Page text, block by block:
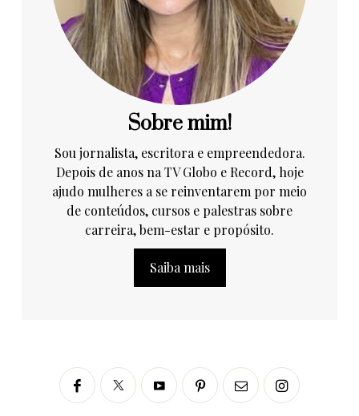
Sobre mim!
Sou jornalista, escritora e empreendedora.
Depois de anos na TV Globo e Record, hoje
ajudo mulheres a se reinventarem por meio
de conteúdos, cursos e palestras sobre
carreira, bem-estar e propósito.
Saiba mais